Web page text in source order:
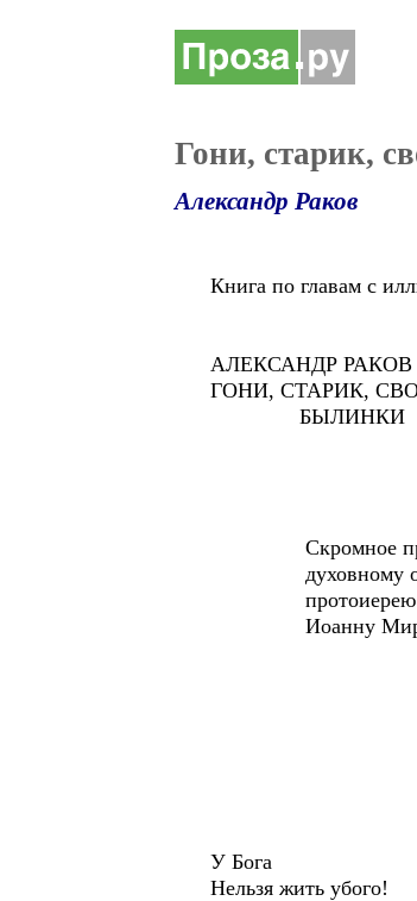
Гони, старик,
Александр Раков
Книга по главам с
АЛЕКСАНДР РАКОВ
ГОНИ, СТАРИК,
БЫЛИНКИ
Скромное
духовному
протоиерею
Иоанну
У Бога
Нельзя жить убого!